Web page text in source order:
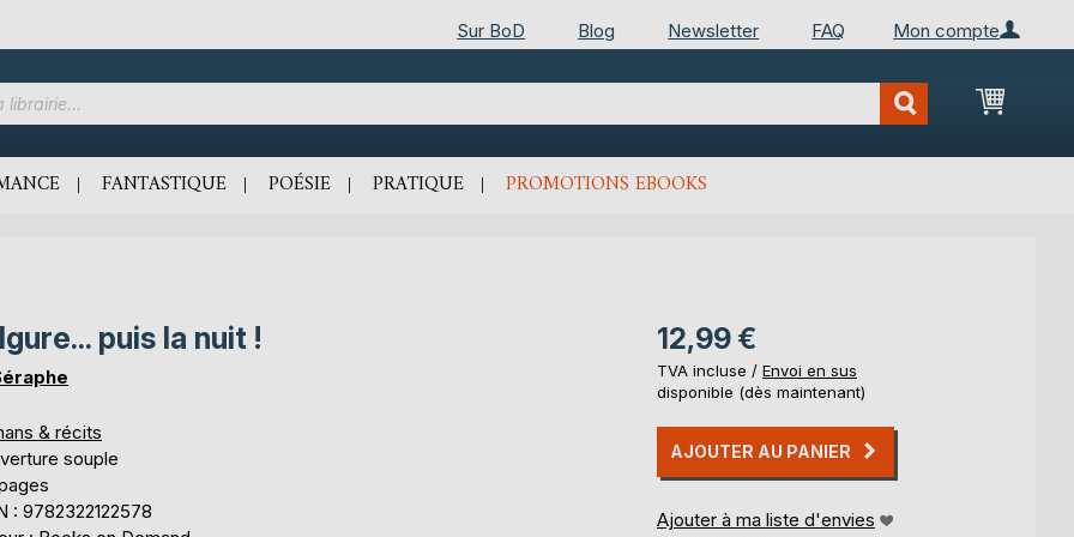
Mon compte
Sur BoD Blog Newsletter FAQ
Mon
FANTASTIQUE POÉSIE PRATIQUE PROMOTIONS EBOOKS
puis la nuit !
& récits
souple
: 9782322122578
12,99 €
TVA incluse / Envoi en sus
disponible (dès maintenant)
AJOUTER AU PANIER
Ajouter à ma liste d'envies